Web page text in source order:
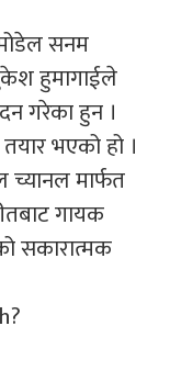
सनम
हुमागाईले
गरेका हुन ।
तयार भएको हो ।
मार्फत
गायक
सकारात्मक